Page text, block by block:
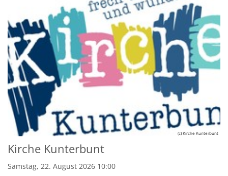
(c) Kirche Kunterbunt
Kirche Kunterbunt
Samstag, 22. August 2026 10:00